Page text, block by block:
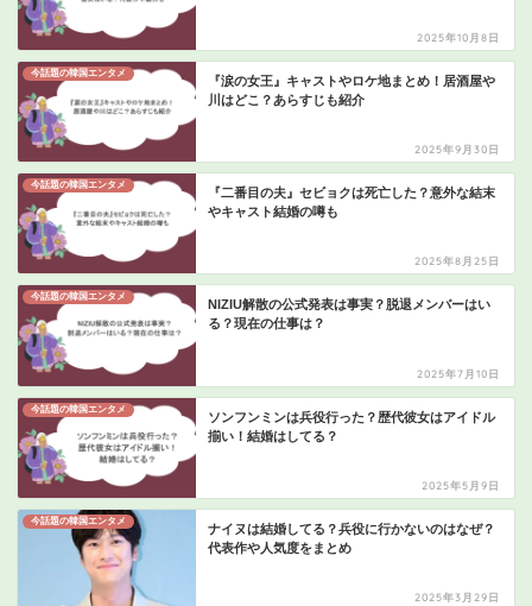
2025年10月8日
今話題の韓国エンタメ
『涙の女王』キャストやロケ地まとめ！居酒屋や
川はどこ？あらすじも紹介
2025年9月30日
今話題の韓国エンタメ
『二番目の夫』セビョクは死亡した？意外な結末
やキャスト結婚の噂も
2025年8月25日
今話題の韓国エンタメ
NIZIU解散の公式発表は事実？脱退メンバーはい
る？現在の仕事は？
2025年7月10日
今話題の韓国エンタメ
ソンフンミンは兵役行った？歴代彼女はアイドル
揃い！結婚はしてる？
2025年5月9日
今話題の韓国エンタメ
ナイヌは結婚してる？兵役に行かないのはなぜ？
代表作や人気度をまとめ
2025年3月29日